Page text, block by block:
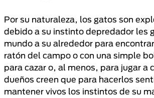
Por su naturaleza, los gatos son
debido a su instinto depredador les
mundo a su alrededor para
ratón del campo o con una simple
para cazar o, al menos, para jugar a
dueños creen que para hacerlos
mantener vivos los instintos de su